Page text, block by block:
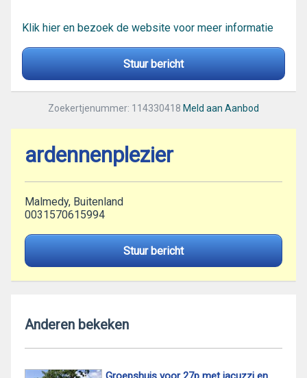
Klik hier en bezoek de website voor meer informatie
Stuur bericht
Zoekertjenummer: 114330418 Meld aan Aanbod
ardennenplezier
Malmedy, Buitenland
0031570615994
Stuur bericht
Anderen bekeken